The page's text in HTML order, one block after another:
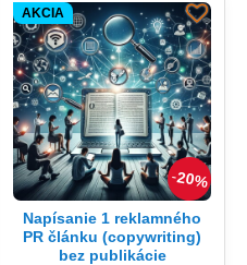
20%
AKCIA
Napísanie 1 reklamného
PR článku (copywriting)
bez publikácie